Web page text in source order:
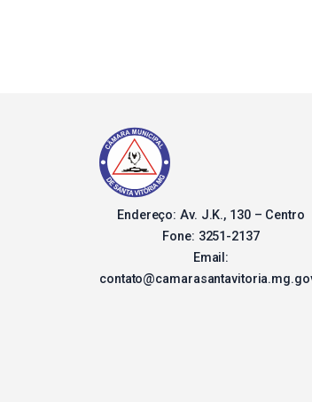
Endereço: Av. J.K., 130 – Centro
Fone: 3251-2137
Email: